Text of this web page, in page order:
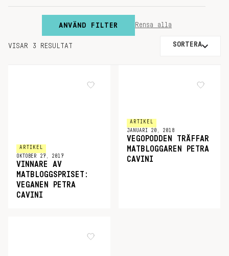
ANVÄND FILTER Rensa alla
VISAR 3 RESULTAT SORTERA
ARTIKEL
OKTOBER 27, 2017
VINNARE AV
MATBLOGGSPRISET:
VEGANEN PETRA
CAVINI
ARTIKEL
JANUARI 20, 2018
VEGOPODDEN TRÄFFAR
MATBLOGGAREN PETRA
CAVINI